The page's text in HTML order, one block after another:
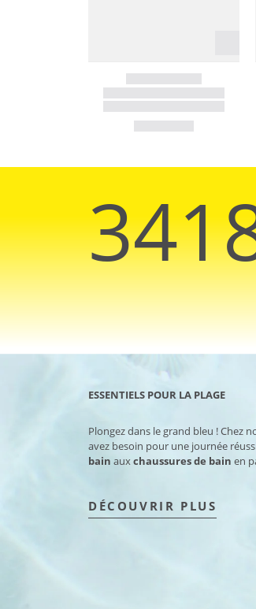
ESSENTIELS POUR LA PLAGE
Plongez dans le grand bleu ! Chez
avez besoin pour une journée
bain auxchaussures de bain en
DÉCOUVRIR PLUS